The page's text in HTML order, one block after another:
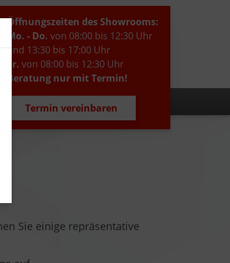
Öffnungszeiten des Showrooms:
Mo. - Do. von 08:00 bis 12:30 Uhr
und 13:30 bis 17:00 Uhr
Fr. von 08:00 bis 12:30 Uhr
Beratung nur mit Termin!
Termin vereinbaren
Sie einige repräsentative
Close